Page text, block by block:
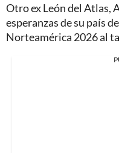
Otro ex León del Atlas,
esperanzas de su país
Norteamérica 2026 al